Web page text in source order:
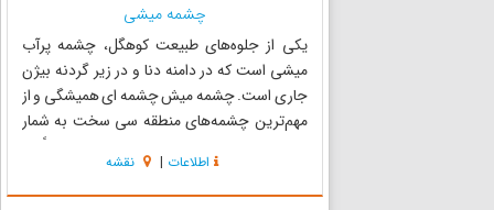
چشمه میشی
یکی از جلوه‌های طبیعت کوهگل، چشمه پرآب
میشی است که در دامنه دنا و در زیر گردنه بیژن
جاری است. چشمه میش چشمه ای همیشگی و از
مهم‌ترین چشمه‌های منطقه سی سخت به شمار
می‌رود که در امتداد دره ای طولانی با شیب نسبتاً تند
روان است و جویبار پرآب و سپید رنگ آن همچون
رشته‌های مروارید زینت بخش دره ...
اطلاعات | نقشه